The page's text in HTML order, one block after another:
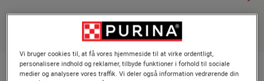
Se alle katteartikler
Viser 12 ud af 12 artikler
Vi bruger cookies til, at få vores hjemmeside til at virke ordentligt,
personalisere indhold og reklamer, tilbyde funktioner i forhold til sociale
medier og analysere vores traffik. Vi deler også information vedrørende din